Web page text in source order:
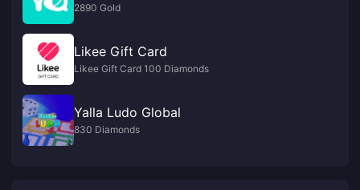
2890 Gold
Likee Gift Card
Likee Gift Card 100 Diamonds
Yalla Ludo Global
830 Diamonds